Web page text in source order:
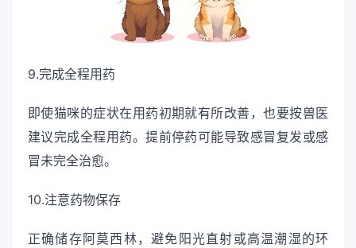
9.完成全程用药
即使猫咪的症状在用药初期就有所改善，也要按兽医
建议完成全程用药。提前停药可能导致感冒复发或感
冒未完全治愈。
10.注意药物保存
正确储存阿莫西林，避免阳光直射或高温潮湿的环